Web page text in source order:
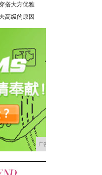
搭大方优雅
高级的原因
广告